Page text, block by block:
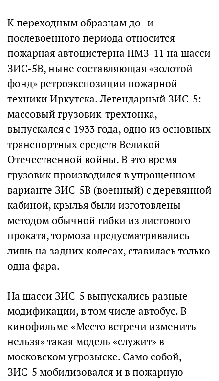
К переходным образцам до- и
послевоенного периода относится
пожарная автоцистерна ПМЗ-11 на шасси
ЗИС-5В, ныне составляющая «золотой
фонд» ретроэкспозиции пожарной
техники Иркутска. Легендарный ЗИС-5:
массовый грузовик-трехтонка,
выпускался с 1933 года, одно из основных
транспортных средств Великой
Отечественной войны. В это время
грузовик производился в упрощенном
варианте ЗИС-5В (военный) с деревянной
кабиной, крылья были изготовлены
методом обычной гибки из листового
проката, тормоза предусматривались
лишь на задних колесах, ставилась только
одна фара.
На шасси ЗИС-5 выпускались разные
модификации, в том числе автобус. В
кинофильме «Место встречи изменить
нельзя» такая модель «служит» в
московском угрозыске. Само собой,
ЗИС-5 мобилизовался и в пожарную